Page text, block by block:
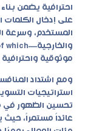
على إدخال
المستخدم، وسرعة
موثوقية
ومع اشتداد
استراتيجيات
تحسين الظهور في
عائداً مستمراً، حيث